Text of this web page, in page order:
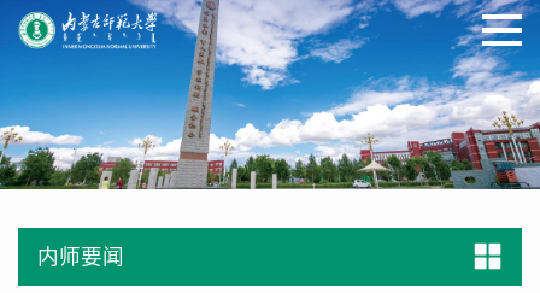
内师要闻